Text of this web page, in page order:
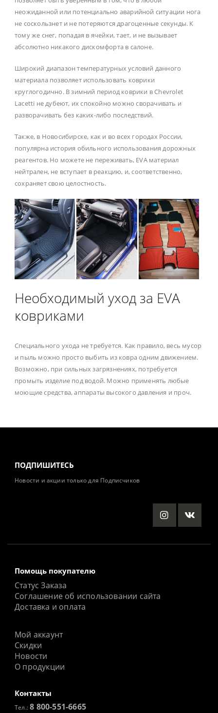
неожиданной или потенциально аварийной ситуации нога
не соскользнет и не потеряются драгоценные секунды. К
тому же снег, попадая в ячейки, тает, и не вызывает
абсолютно никакого дискомфорта в салоне.
Широкий диапазон температурных условий данного
материала позволяет использовать коврики
круглогодично. В зимний период коврики в Chevrolet
Lacetti не дубеют, их спокойно можно сворачивать и
разворачивать без каких-либо последствий.
Также, в Новосибирске, как и во всех городах России,
популярна история обильного использования дорожных
реагентов. Но можете не переживать, EVA материал
нейтрален, не вступает в реакцию, и, соответственно,
сохраняет свою целостность.
Необходимый уход за EVA
ковриками
Специального ухода не требуется. Как правило, весь мусор
и пыль можно просто выбить из ковра одним движением.
Возможно, при сильных загрязнениях, потребуется
промыть изделие под водой. Можно применять любые
моющие средства, аппараты высокого давления и проч.
ПОДПИШИТЕСЬ
Новости и акции только для Подписчиков
Помощь покупателю
Статус Заказа
Соглашение об использовании сайта
Доставка и оплата
Мой аккаунт
Скидки
Новости
О продукции
Контакты
Тел.:8 800-551-6665